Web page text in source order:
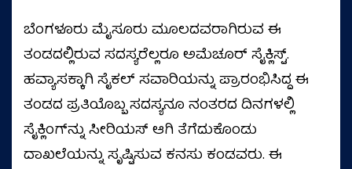
ಬೆಂಗಳೂರು ಮೈಸೂರು ಮೂಲದವರಾಗಿರುವ ಈ
ತಂಡದಲ್ಲಿರುವ ಸದಸ್ಯರೆಲ್ಲರೂ ಅಮೆಚೂರ್‌ ಸೈಕ್ಲಿಸ್ಟ್‌.
ಹವ್ಯಾಸಕ್ಕಾಗಿ ಸೈಕಲ್‌ ಸವಾರಿಯನ್ನು ಪ್ರಾರಂಭಿಸಿದ್ದ ಈ
ತಂಡದ ಪ್ರತಿಯೊಬ್ಬ ಸದಸ್ಯನೂ ನಂತರದ ದಿನಗಳಲ್ಲಿ
ಸೈಕ್ಲಿಂಗ್‌ನ್ನು ಸೀರಿಯಸ್‌ ಆಗಿ ತೆಗೆದುಕೊಂಡು
ದಾಖಲೆಯನ್ನು ಸೃಷ್ಟಿಸುವ ಕನಸು ಕಂಡವರು. ಈ